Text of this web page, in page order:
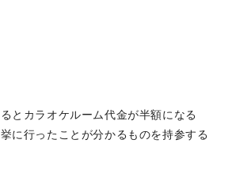
とカラオケルーム代金が半額になる
に行ったことが分かるものを持参する